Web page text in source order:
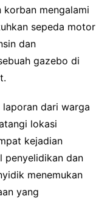
korban mengalami
sepeda motor
dan
gazebo di
laporan dari warga
lokasi
kejadian
penyelidikan dan
menemukan
yang